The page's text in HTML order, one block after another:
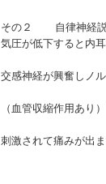
その２ 自律神経説
気圧が低下すると内
交感神経が興奮しノ
（血管収縮作用あり
刺激されて痛みが出ま